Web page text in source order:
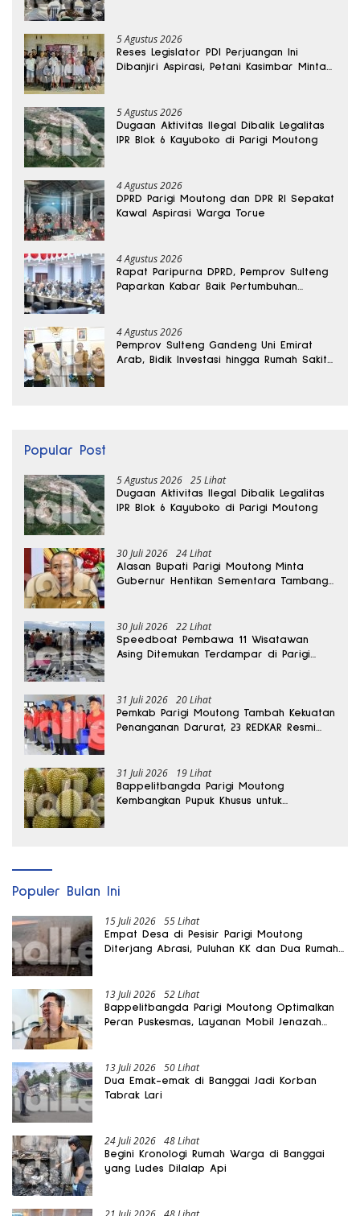
5 Agustus 2026
Reses Legislator PDI Perjuangan Ini
Dibanjiri Aspirasi, Petani Kasimbar Minta
5 Agustus 2026
Dugaan Aktivitas Ilegal Dibalik Legalitas
IPR Blok 6 Kayuboko di Parigi Moutong
4 Agustus 2026
DPRD Parigi Moutong dan DPR RI Sepakat
Kawal Aspirasi Warga Torue
4 Agustus 2026
Rapat Paripurna DPRD, Pemprov Sulteng
Paparkan Kabar Baik Pertumbuhan
4 Agustus 2026
Pemprov Sulteng Gandeng Uni Emirat
Arab, Bidik Investasi hingga Rumah Sakit
Popular Post
5 Agustus 2026 25 Lihat
Dugaan Aktivitas Ilegal Dibalik Legalitas
IPR Blok 6 Kayuboko di Parigi Moutong
30 Juli 2026 24 Lihat
Alasan Bupati Parigi Moutong Minta
Gubernur Hentikan Sementara Tambang
30 Juli 2026 22 Lihat
Speedboat Pembawa 11 Wisatawan
Asing Ditemukan Terdampar di Parigi
31 Juli 2026 20 Lihat
Pemkab Parigi Moutong Tambah Kekuatan
Penanganan Darurat, 23 REDKAR Resmi
31 Juli 2026 19 Lihat
Bappelitbangda Parigi Moutong
Kembangkan Pupuk Khusus untuk
Populer Bulan Ini
15 Juli 2026 55 Lihat
Empat Desa di Pesisir Parigi Moutong
Diterjang Abrasi, Puluhan KK dan Dua Rumah
13 Juli 2026 52 Lihat
Bappelitbangda Parigi Moutong Optimalkan
Peran Puskesmas, Layanan Mobil Jenazah
13 Juli 2026 50 Lihat
Dua Emak-emak di Banggai Jadi Korban
Tabrak Lari
24 Juli 2026 48 Lihat
Begini Kronologi Rumah Warga di Banggai
yang Ludes Dilalap Api